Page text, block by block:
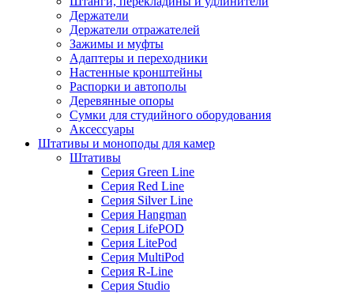
Держатели
Держатели отражателей
Зажимы и муфты
Адаптеры и переходники
Настенные кронштейны
Распорки и автополы
Деревянные опоры
Сумки для студийного оборудования
Аксессуары
Штативы и моноподы для камер
Штативы
Серия Green Line
Серия Red Line
Серия Silver Line
Серия Hangman
Серия LifePOD
Серия LitePod
Серия MultiPod
Серия R-Line
Серия Studio